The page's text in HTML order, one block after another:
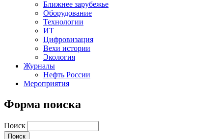
Ближнее зарубежье
Оборудование
Технологии
ИТ
Цифровизация
Вехи истории
Экология
Журналы
Нефть России
Мероприятия
Форма поиска
Поиск